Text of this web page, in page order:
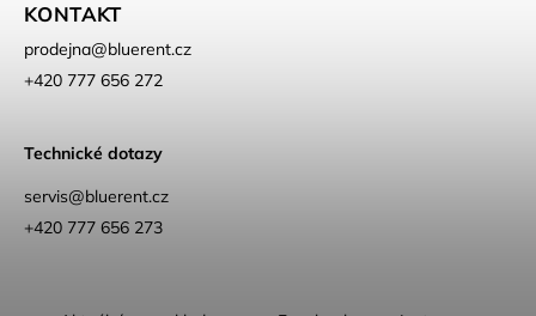
KONTAKT
prodejna@bluerent.cz
+420 777 656 272
Technické dotazy
servis@bluerent.cz
+420 777 656 273